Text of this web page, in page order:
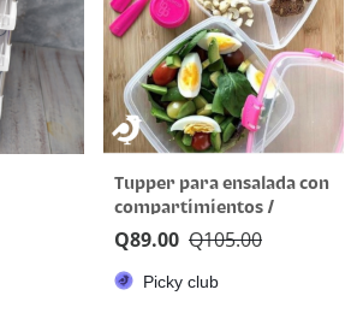
Tupper para ensalada con
compartimientos /
Sistema To Go® Ensaladas
Q105.00
Q89.00
Picky club